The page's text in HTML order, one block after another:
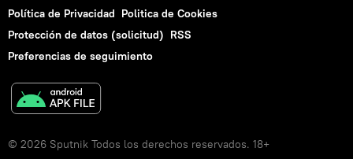
Política de Privacidad Politica de Cookies
Protección de datos (solicitud) RSS
Preferencias de seguimiento
© 2026 Sputnik Todos los derechos reservados. 18+